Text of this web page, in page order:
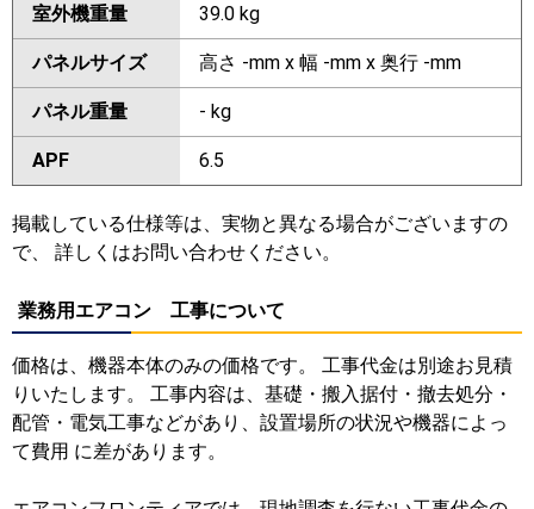
室外機重量 39.0 kg
パネルサイズ 高さ -mm x 幅 -mm x 奥行 -mm
パネル重量 - kg
APF 6.5
掲載している仕様等は、実物と異なる場合がございますの
で、 詳しくはお問い合わせください。
業務用エアコン 工事について
価格は、機器本体のみの価格です。 工事代金は別途お見積
りいたします。 工事内容は、基礎・搬入据付・撤去処分・
配管・電気工事などがあり、設置場所の状況や機器によっ
て費用 に差があります。